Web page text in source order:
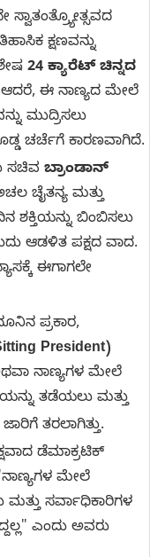
ಸ್ವಾತಂತ್ರ್ಯೋತ್ಸವದ
ಕ್ಷಣವನ್ನು
24 ಕ್ಯಾರೆಟ್ ಚಿನ್ನದ
ಈ ನಾಣ್ಯದ ಮೇಲೆ
ಮುದ್ರಿಸಲು
ಚರ್ಚೆಗೆ ಕಾರಣವಾಗಿದೆ.
ಸಚಿವ ಬ್ರಾಂಡಾನ್
ಚೈತನ್ಯ ಮತ್ತು
ಶಕ್ತಿಯನ್ನು ಬಿಂಬಿಸಲು
ಆಡಳಿತ ಪಕ್ಷದ ವಾದ.
ಈಗಾಗಲೇ
ಪ್ರಕಾರ,
President)
ನಾಣ್ಯಗಳ ಮೇಲೆ
ತಡೆಯಲು ಮತ್ತು
ತರಲಾಗಿತ್ತು.
ಡೆಮಾಕ್ರಟಿಕ್
ಮೇಲೆ
ಮತ್ತು ಸರ್ವಾಧಿಕಾರಿಗಳ
ಎಂದು ಅವರು